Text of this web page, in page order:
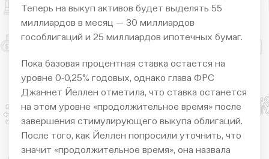
Теперь на выкуп активов будет выделять 55
миллиардов в месяц — 30 миллиардов
гособлигаций и 25 миллиардов ипотечных бумаг.
Пока базовая процентная ставка остается на
уровне 0-0,25% годовых, однако глава ФРС
Джаннет Йеллен отметила, что ставка останется
на этом уровне «продолжительное время» после
завершения стимулирующего выкупа облигаций.
После того, как Йеллен попросили уточнить, что
значит «продолжительное время», она назвала